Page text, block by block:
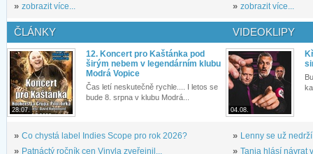
» zobrazit více... » zobrazit více...
ČLÁNKY
28.07.
12. Koncert pro Kaštánka pod
širým nebem v legendárním klubu
Modrá Vopice
Čas letí neskutečně rychle.... I letos se
bude 8. srpna v klubu Modrá...
» Co chystá label Indies Scope pro rok 2026?
» Patnáctý ročník cen Vinyla zveřejnil...
VIDEOKLIPY
04.08.
» Lenny se už
» Tanja hlásí návrat